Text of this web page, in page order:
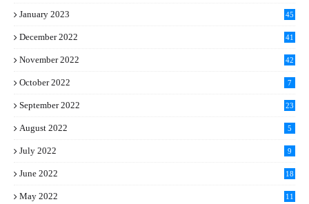
January 2023 45
December 2022 41
November 2022 42
October 2022 7
September 2022 23
August 2022 5
July 2022 9
June 2022 18
May 2022 11